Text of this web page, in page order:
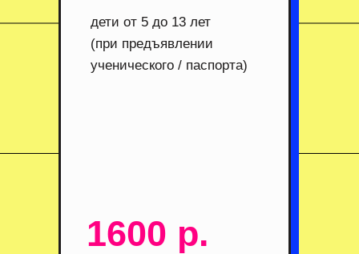
дети от 5 до 13 лет
(при предъявлении
ученического / паспорта)
1600 р.